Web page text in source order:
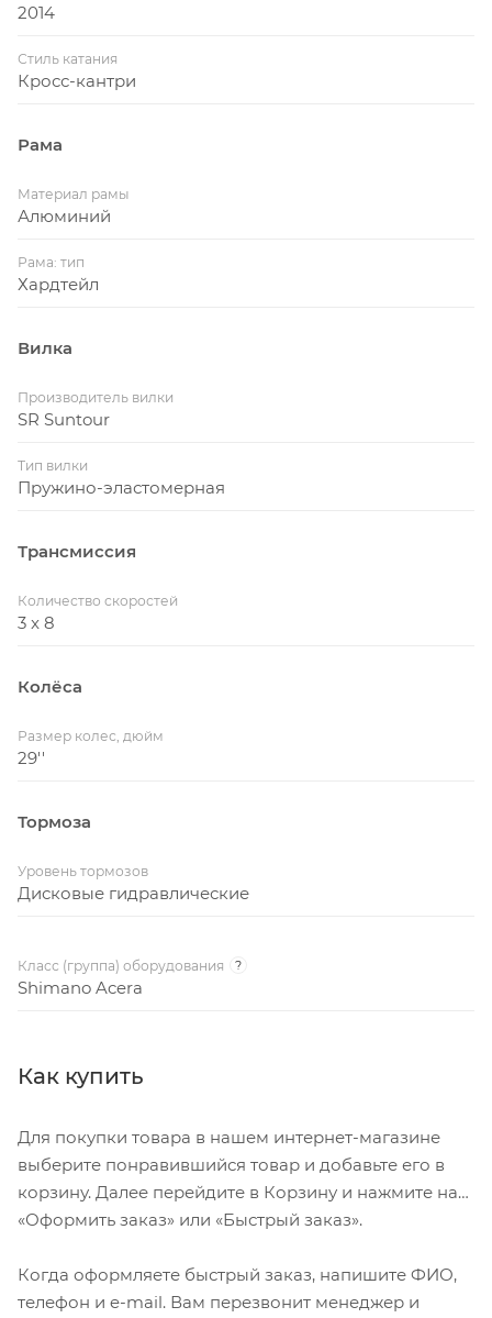
2014
Стиль катания
Кросс-кантри
Рама
Материал рамы
Алюминий
Рама: тип
Хардтейл
Вилка
Производитель вилки
SR Suntour
Тип вилки
Пружино-эластомерная
Трансмиссия
Количество скоростей
3 x 8
Колёса
Размер колес, дюйм
29''
Тормоза
Уровень тормозов
Дисковые гидравлические
Класс (группа) оборудования ?
Shimano Acera
Как купить
Для покупки товара в нашем интернет-магазине
выберите понравившийся товар и добавьте его в
корзину. Далее перейдите в Корзину и нажмите на
«Оформить заказ» или «Быстрый заказ».
Когда оформляете быстрый заказ, напишите ФИО,
телефон и e-mail. Вам перезвонит менеджер и